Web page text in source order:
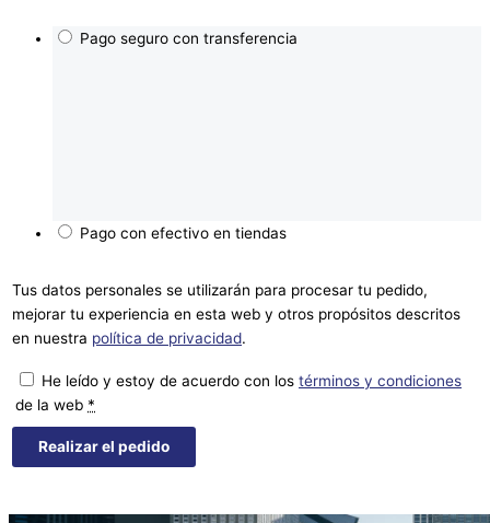
Pago seguro con transferencia
Pago con efectivo en tiendas
Tus datos personales se utilizarán para procesar tu pedido,
mejorar tu experiencia en esta web y otros propósitos descritos
en nuestra política de privacidad.
He leído y estoy de acuerdo con los términos y condiciones
de la web *
Realizar el pedido